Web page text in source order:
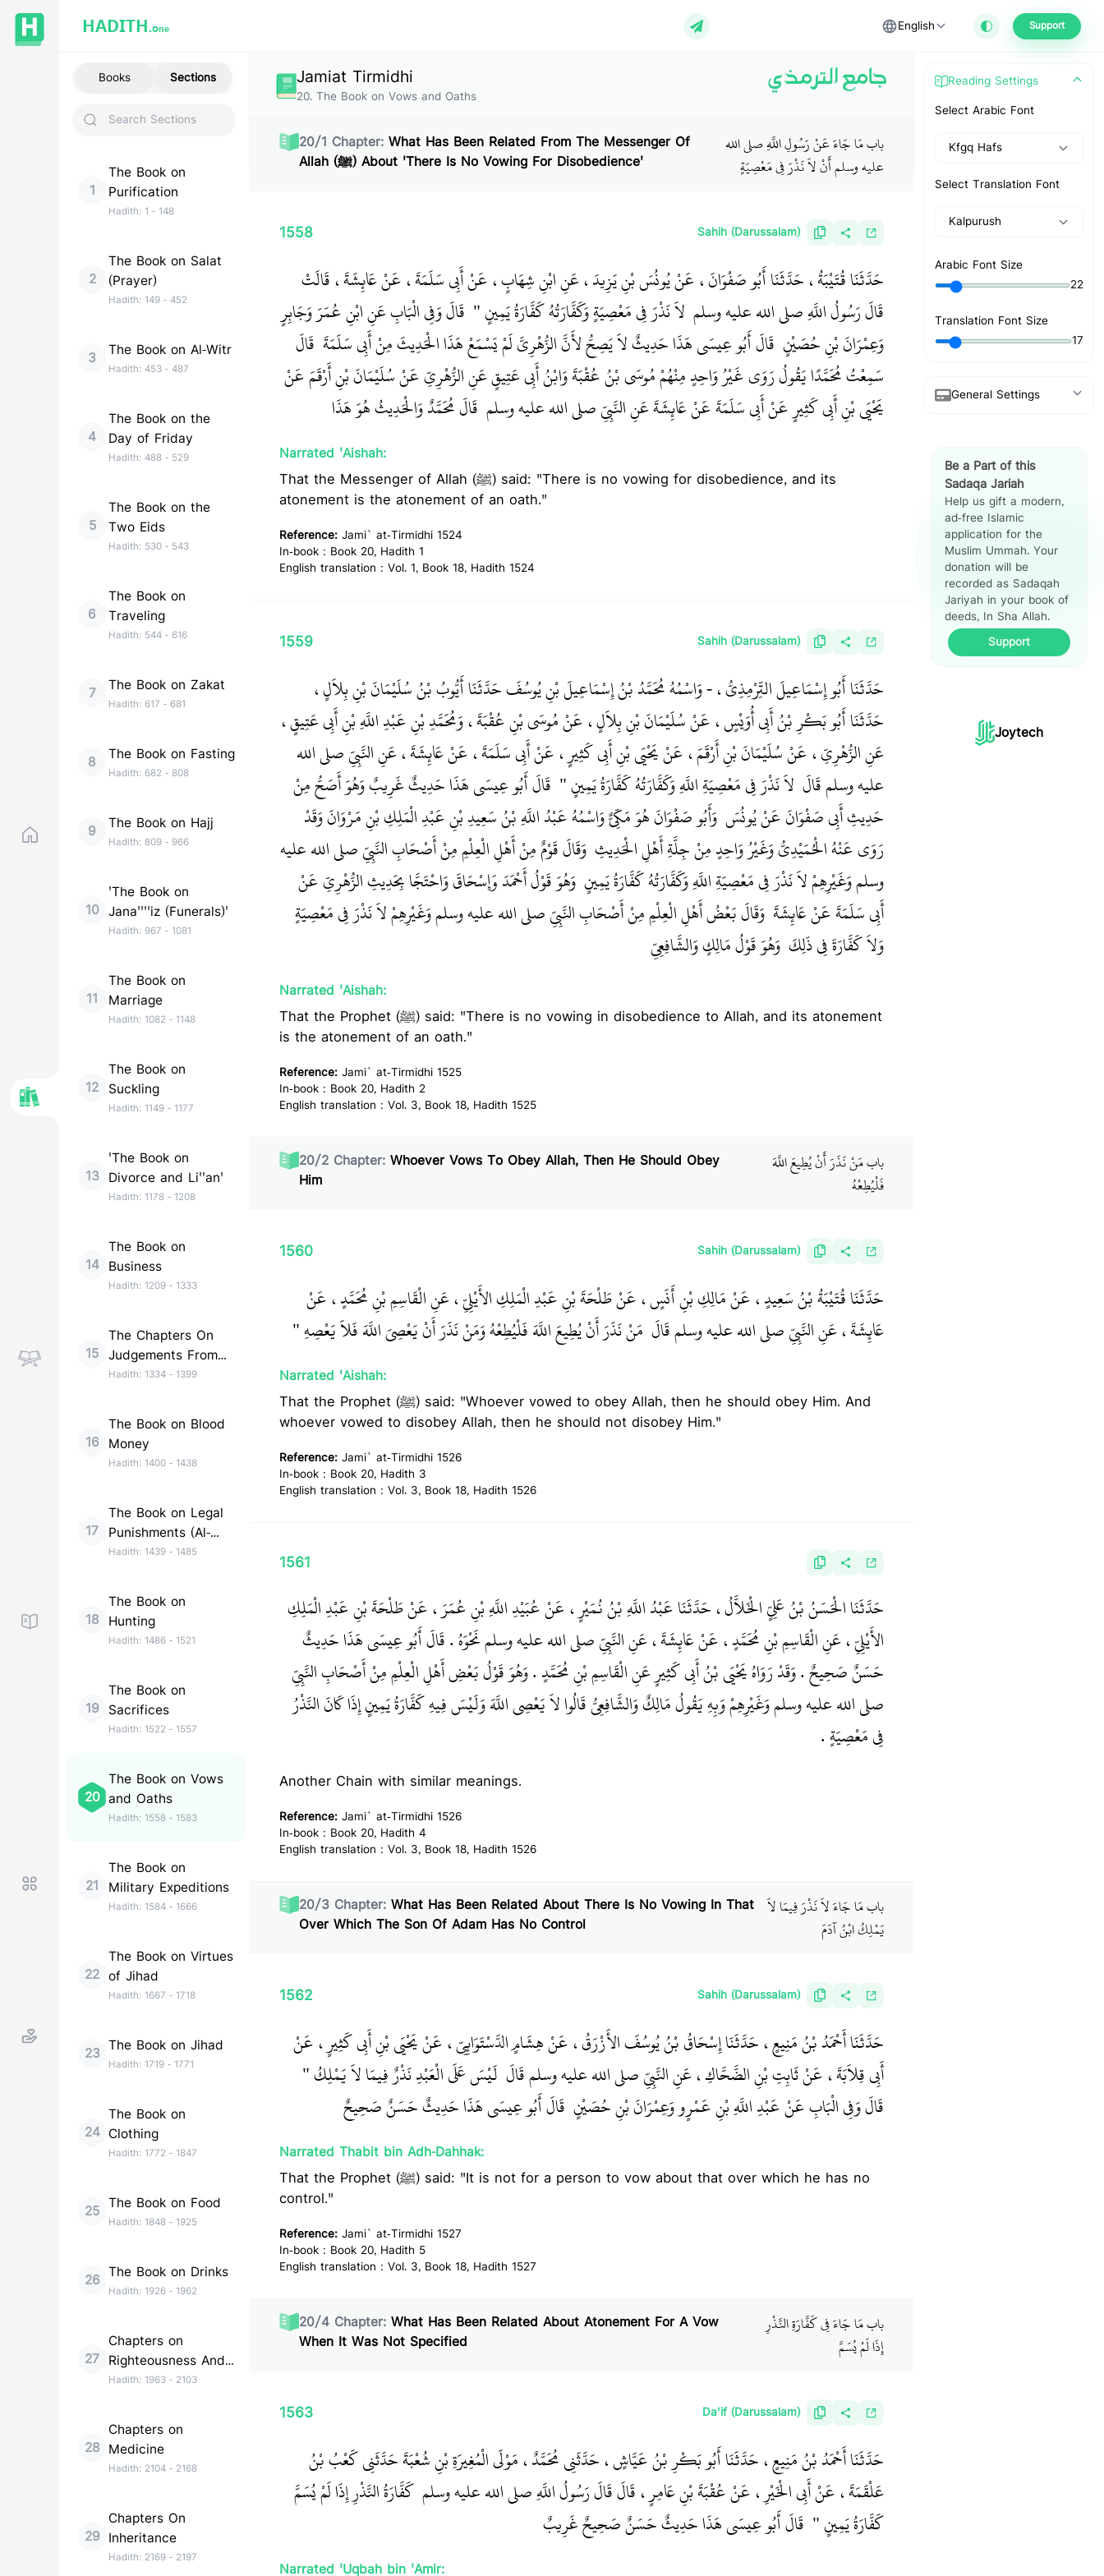
HADITH.One English Support
Books Sections
1
The Book on
Purification
Hadith: 1 - 148
2
The Book on Salat
(Prayer)
Hadith: 149 - 452
3 The Book on Al-Witr
Hadith: 453 - 487
4
The Book on the
Day of Friday
Hadith: 488 - 529
5
The Book on the
Two Eids
Hadith: 530 - 543
6
The Book on
Traveling
Hadith: 544 - 616
7 The Book on Zakat
Hadith: 617 - 681
8 The Book on Fasting
Hadith: 682 - 808
9 The Book on Hajj
Hadith: 809 - 966
10
'The Book on
Jana''''iz (Funerals)'
Hadith: 967 - 1081
11
The Book on
Marriage
Hadith: 1082 - 1148
12
The Book on
Suckling
Hadith: 1149 - 1177
13
'The Book on
Divorce and Li''an'
Hadith: 1178 - 1208
14
The Book on
Business
Hadith: 1209 - 1333
15
The Chapters On
Judgements From
The Messenger of
Hadith: 1334 - 1399
16
The Book on Blood
Money
Hadith: 1400 - 1438
17
The Book on Legal
Punishments (Al-
Hudud)
Hadith: 1439 - 1485
18
The Book on
Hunting
Hadith: 1486 - 1521
19
The Book on
Sacrifices
Hadith: 1522 - 1557
20
The Book on Vows
and Oaths
Hadith: 1558 - 1583
21
The Book on
Military Expeditions
Hadith: 1584 - 1666
22
The Book on Virtues
of Jihad
Hadith: 1667 - 1718
23 The Book on Jihad
Hadith: 1719 - 1771
24
The Book on
Clothing
Hadith: 1772 - 1847
25 The Book on Food
Hadith: 1848 - 1925
26 The Book on Drinks
Hadith: 1926 - 1962
27
Chapters on
Righteousness And
Maintaining Good
Relatives
Hadith: 1963 - 2103
28
Chapters on
Medicine
Hadith: 2104 - 2168
29
Chapters On
Inheritance
Hadith: 2169 - 2197
Jamiat Tirmidhi
20.The Book on Vows and Oaths
جامع الترمذي
20/1 Chapter: What Has Been Related From The Messenger Of
Allah (ﷺ) About 'There Is No Vowing For Disobedience'
باب مَا جَاءَ عَنْ رَسُولِ اللَّهِ صلى الله
عليه وسلم أَنْ لاَ نَذْرَ فِي مَعْصِيَةٍ
1558 Sahih (Darussalam)
حَدَّثَنَا قُتَيْبَةُ، حَدَّثَنَا أَبُو صَفْوَانَ، عَنْ يُونُسَ بْنِ يَزِيدَ، عَنِ ابْنِ شِهَابٍ، عَنْ أَبِي سَلَمَةَ، عَنْ عَائِشَةَ، قَالَتْ
قَالَ رَسُولُ اللَّهِ صلى الله عليه وسلم ‏ ‏ لاَ نَذْرَ فِي مَعْصِيَةٍ وَكَفَّارَتُهُ كَفَّارَةُ يَمِينٍ ‏" ‏ ‏‏ قَالَ وَفِي الْبَابِ عَنِ ابْنِ عُمَرَ وَجَابِرٍ
وَعِمْرَانَ بْنِ حُصَيْنٍ ‏‏ قَالَ أَبُو عِيسَى هَذَا حَدِيثٌ لاَ يَصِحُّ لأَنَّ الزُّهْرِيَّ لَمْ يَسْمَعْ هَذَا الْحَدِيثَ مِنْ أَبِي سَلَمَةَ ‏‏ قَالَ
سَمِعْتُ مُحَمَّدًا يَقُولُ رَوَى غَيْرُ وَاحِدٍ مِنْهُمْ مُوسَى بْنُ عُقْبَةَ وَابْنُ أَبِي عَتِيقٍ عَنِ الزُّهْرِيِّ عَنْ سُلَيْمَانَ بْنِ أَرْقَمَ عَنْ
يَحْيَى بْنِ أَبِي كَثِيرٍ عَنْ أَبِي سَلَمَةَ عَنْ عَائِشَةَ عَنِ النَّبِيِّ صلى الله عليه وسلم ‏‏ قَالَ مُحَمَّدٌ وَالْحَدِيثُ هُوَ هَذَا ‏‏
Narrated 'Aishah:
That the Messenger of Allah (ﷺ) said: "There is no vowing for disobedience, and its
atonement is the atonement of an oath."
Reference:Jami` at-Tirmidhi 1524
In-book : Book 20, Hadith 1
English translation : Vol. 1, Book 18, Hadith 1524
1559 Sahih (Darussalam)
حَدَّثَنَا أَبُو إِسْمَاعِيلَ التِّرْمِذِيُّ، - وَاسْمُهُ مُحَمَّدُ بْنُ إِسْمَاعِيلَ بْنِ يُوسُفَ حَدَّثَنَا أَيُّوبُ بْنُ سُلَيْمَانَ بْنِ بِلاَلٍ،
حَدَّثَنَا أَبُو بَكْرِ بْنُ أَبِي أُوَيْسٍ، عَنْ سُلَيْمَانَ بْنِ بِلاَلٍ، عَنْ مُوسَى بْنِ عُقْبَةَ، وَمُحَمَّدِ بْنِ عَبْدِ اللَّهِ بْنِ أَبِي عَتِيقٍ،
عَنِ الزُّهْرِيِّ، عَنْ سُلَيْمَانَ بْنِ أَرْقَمَ، عَنْ يَحْيَى بْنِ أَبِي كَثِيرٍ، عَنْ أَبِي سَلَمَةَ، عَنْ عَائِشَةَ، عَنِ النَّبِيِّ صلى الله
عليه وسلم قَالَ ‏ ‏ لاَ نَذْرَ فِي مَعْصِيَةِ اللَّهِ وَكَفَّارَتُهُ كَفَّارَةُ يَمِينٍ ‏" ‏ ‏‏ قَالَ أَبُو عِيسَى هَذَا حَدِيثٌ غَرِيبٌ وَهُوَ أَصَحُّ مِنْ
حَدِيثِ أَبِي صَفْوَانَ عَنْ يُونُسَ ‏‏ وَأَبُو صَفْوَانَ هُوَ مَكِّيٌّ وَاسْمُهُ عَبْدُ اللَّهِ بْنُ سَعِيدِ بْنِ عَبْدِ الْمَلِكِ بْنِ مَرْوَانَ وَقَدْ
رَوَى عَنْهُ الْحُمَيْدِيُّ وَغَيْرُ وَاحِدٍ مِنْ جِلَّةِ أَهْلِ الْحَدِيثِ ‏‏ وَقَالَ قَوْمٌ مِنْ أَهْلِ الْعِلْمِ مِنْ أَصْحَابِ النَّبِيِّ صلى الله عليه
وسلم وَغَيْرِهِمْ لاَ نَذْرَ فِي مَعْصِيَةِ اللَّهِ وَكَفَّارَتُهُ كَفَّارَةُ يَمِينٍ ‏‏ وَهُوَ قَوْلُ أَحْمَدَ وَإِسْحَاقَ وَاحْتَجَّا بِحَدِيثِ الزُّهْرِيِّ عَنْ
أَبِي سَلَمَةَ عَنْ عَائِشَةَ ‏‏ وَقَالَ بَعْضُ أَهْلِ الْعِلْمِ مِنْ أَصْحَابِ النَّبِيِّ صلى الله عليه وسلم وَغَيْرِهِمْ لاَ نَذْرَ فِي مَعْصِيَةٍ
وَلاَ كَفَّارَةَ فِي ذَلِكَ ‏‏ وَهُوَ قَوْلُ مَالِكٍ وَالشَّافِعِيِّ ‏‏
Narrated 'Aishah:
That the Prophet (ﷺ) said: "There is no vowing in disobedience to Allah, and its atonement
is the atonement of an oath."
Reference:Jami` at-Tirmidhi 1525
In-book : Book 20, Hadith 2
English translation : Vol. 3, Book 18, Hadith 1525
20/2 Chapter: Whoever Vows To Obey Allah, Then He Should Obey
Him
باب مَنْ نَذَرَ أَنْ يُطِيعَ اللَّهَ
فَلْيُطِعْهُ ‏
1560 Sahih (Darussalam)
حَدَّثَنَا قُتَيْبَةُ بْنُ سَعِيدٍ، عَنْ مَالِكِ بْنِ أَنَسٍ، عَنْ طَلْحَةَ بْنِ عَبْدِ الْمَلِكِ الأَيْلِيِّ، عَنِ الْقَاسِمِ بْنِ مُحَمَّدٍ، عَنْ
عَائِشَةَ، عَنِ النَّبِيِّ صلى الله عليه وسلم قَالَ ‏ ‏ مَنْ نَذَرَ أَنْ يُطِيعَ اللَّهَ فَلْيُطِعْهُ وَمَنْ نَذَرَ أَنْ يَعْصِيَ اللَّهَ فَلاَ يَعْصِهِ ‏"
Narrated 'Aishah:
That the Prophet (ﷺ) said: "Whoever vowed to obey Allah, then he should obey Him. And
whoever vowed to disobey Allah, then he should not disobey Him."
Reference:Jami` at-Tirmidhi 1526
In-book : Book 20, Hadith 3
English translation : Vol. 3, Book 18, Hadith 1526
1561
حَدَّثَنَا الْحَسَنُ بْنُ عَلِيٍّ الْخَلاَّلُ، حَدَّثَنَا عَبْدُ اللَّهِ بْنُ نُمَيْرٍ، عَنْ عُبَيْدِ اللَّهِ بْنِ عُمَرَ، عَنْ طَلْحَةَ بْنِ عَبْدِ الْمَلِكِ
الأَيْلِيِّ، عَنِ الْقَاسِمِ بْنِ مُحَمَّدٍ، عَنْ عَائِشَةَ، عَنِ النَّبِيِّ صلى الله عليه وسلم نَحْوَهُ ‏.‏ قَالَ أَبُو عِيسَى هَذَا حَدِيثٌ
حَسَنٌ صَحِيحٌ ‏.‏ وَقَدْ رَوَاهُ يَحْيَى بْنُ أَبِي كَثِيرٍ عَنِ الْقَاسِمِ بْنِ مُحَمَّدٍ ‏.‏ وَهُوَ قَوْلُ بَعْضِ أَهْلِ الْعِلْمِ مِنْ أَصْحَابِ النَّبِيِّ
صلى الله عليه وسلم وَغَيْرِهِمْ وَبِهِ يَقُولُ مَالِكٌ وَالشَّافِعِيُّ قَالُوا لاَ يَعْصِي اللَّهَ وَلَيْسَ فِيهِ كَفَّارَةُ يَمِينٍ إِذَا كَانَ النَّذْرُ
فِي مَعْصِيَةٍ ‏.‏
Another Chain with similar meanings.
Reference:Jami` at-Tirmidhi 1526
In-book : Book 20, Hadith 4
English translation : Vol. 3, Book 18, Hadith 1526
20/3 Chapter: What Has Been Related About There Is No Vowing In That
Over Which The Son Of Adam Has No Control
باب مَا جَاءَ لاَ نَذْرَ فِيمَا لاَ
يَمْلِكُ ابْنُ آدَمَ ‏
1562 Sahih (Darussalam)
حَدَّثَنَا أَحْمَدُ بْنُ مَنِيعٍ، حَدَّثَنَا إِسْحَاقُ بْنُ يُوسُفَ الأَزْرَقُ، عَنْ هِشَامٍ الدَّسْتَوَائِيِّ، عَنْ يَحْيَى بْنِ أَبِي كَثِيرٍ، عَنْ
أَبِي قِلاَبَةَ، عَنْ ثَابِتِ بْنِ الضَّحَّاكِ، عَنِ النَّبِيِّ صلى الله عليه وسلم قَالَ ‏ ‏ لَيْسَ عَلَى الْعَبْدِ نَذْرٌ فِيمَا لاَ يَمْلِكُ ‏"
قَالَ وَفِي الْبَابِ عَنْ عَبْدِ اللَّهِ بْنِ عَمْرٍو وَعِمْرَانَ بْنِ حُصَيْنٍ ‏‏ قَالَ أَبُو عِيسَى هَذَا حَدِيثٌ حَسَنٌ صَحِيحٌ ‏‏
Narrated Thabit bin Adh-Dahhak:
That the Prophet (ﷺ) said: "It is not for a person to vow about that over which he has no
control."
Reference:Jami` at-Tirmidhi 1527
In-book : Book 20, Hadith 5
English translation : Vol. 3, Book 18, Hadith 1527
20/4 Chapter: What Has Been Related About Atonement For A Vow
When It Was Not Specified
باب مَا جَاءَ فِي كَفَّارَةِ النَّذْرِ
إِذَا لَمْ يُسَمَّ ‏
1563 Da'if (Darussalam)
حَدَّثَنَا أَحْمَدُ بْنُ مَنِيعٍ، حَدَّثَنَا أَبُو بَكْرِ بْنُ عَيَّاشٍ، حَدَّثَنِي مُحَمَّدٌ، مَوْلَى الْمُغِيرَةِ بْنِ شُعْبَةَ حَدَّثَنِي كَعْبُ بْنُ
عَلْقَمَةَ، عَنْ أَبِي الْخَيْرِ، عَنْ عُقْبَةَ بْنِ عَامِرٍ، قَالَ قَالَ رَسُولُ اللَّهِ صلى الله عليه وسلم ‏ ‏ كَفَّارَةُ النَّذْرِ إِذَا لَمْ يُسَمَّ
كَفَّارَةُ يَمِينٍ ‏" ‏ ‏‏ قَالَ أَبُو عِيسَى هَذَا حَدِيثٌ حَسَنٌ صَحِيحٌ غَرِيبٌ ‏‏
Narrated 'Uqbah bin 'Amir:
Reading Settings
Select Arabic Font
Kfgq Hafs
Select Translation Font
Kalpurush
Arabic Font Size
22
Translation Font Size
17
General Settings
Show Translation
Show Reference
Hadith Split
View
Be a Part of this
Sadaqa Jariah
Help us gift a modern,
ad-free Islamic
application for the
Muslim Ummah. Your
donation will be
recorded as Sadaqah
Jariyah in your book of
deeds, In Sha Allah.
Support
Joytech